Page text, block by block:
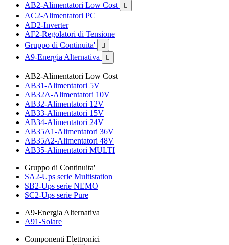
AB2-Alimentatori Low Cost

AC2-Alimentatori PC
AD2-Inverter
AF2-Regolatori di Tensione
Gruppo di Continuita'

A9-Energia Alternativa 
AB2-Alimentatori Low Cost
AB31-Alimentatori 5V
AB32A-Alimentatori 10V
AB32-Alimentatori 12V
AB33-Alimentatori 15V
AB34-Alimentatori 24V
AB35A1-Alimentatori 36V
AB35A2-Alimentatori 48V
AB35-Alimentatori MULTI
Gruppo di Continuita'
SA2-Ups serie Multistation
SB2-Ups serie NEMO
SC2-Ups serie Pure
A9-Energia Alternativa
A91-Solare
Componenti Elettronici